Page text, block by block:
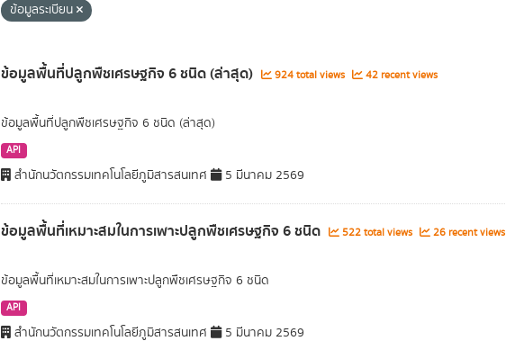
ข้อมูลระเบียน
ข้อมูลพื้นที่ปลูกพืชเศรษฐกิจ 6 ชนิด (ล่าสุด) 924 total views 42 recent views
ข้อมูลพื้นที่ปลูกพืชเศรษฐกิจ 6 ชนิด (ล่าสุด)
API
สำนักนวัตกรรมเทคโนโลยีภูมิสารสนเทศ 5 มีนาคม 2569
ข้อมูลพื้นที่เหมาะสมในการเพาะปลูกพืชเศรษฐกิจ 6 ชนิด 522 total views 26 recent views
ข้อมูลพื้นที่เหมาะสมในการเพาะปลูกพืชเศรษฐกิจ 6 ชนิด
API
สำนักนวัตกรรมเทคโนโลยีภูมิสารสนเทศ 5 มีนาคม 2569